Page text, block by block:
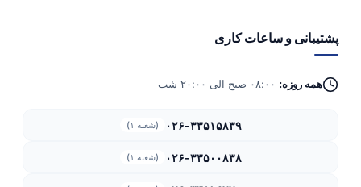
پشتیبانی و ساعات کاری
همه روزه:
۰۲۶-۳۳۵۱۵۸۳۹ (شعبه ۱)
۰۲۶-۳۳۵۰۰۸۳۸ (شعبه ۱)